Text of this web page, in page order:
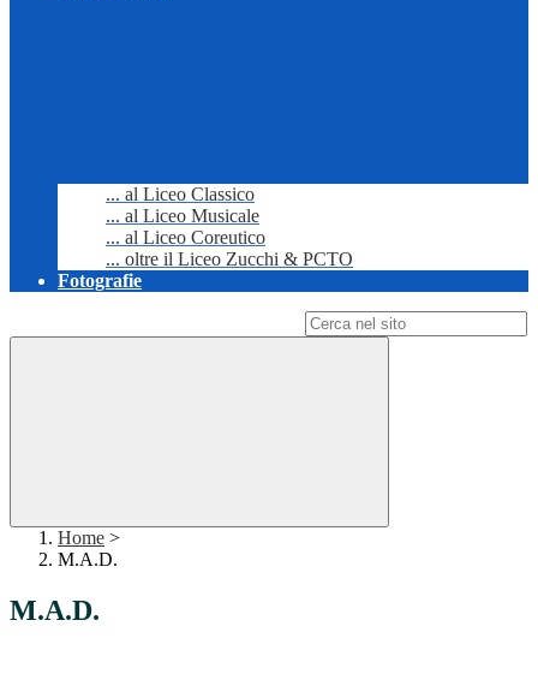
... al Liceo Classico
... al Liceo Musicale
... al Liceo Coreutico
... oltre il Liceo Zucchi & PCTO
Fotografie
Home >
M.A.D.
M.A.D.